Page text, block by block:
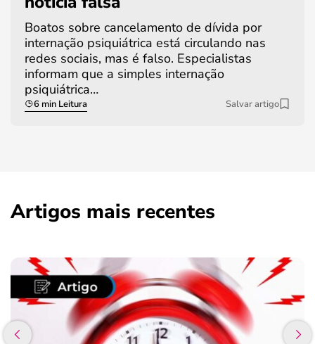
Boatos sobre cancelamento de dívida por
internação psiquiátrica está circulando nas
redes sociais, mas é falso. Especialistas
informam que a simples internação
psiquiátrica…
6 min Leitura Salvar artigo
Artigos mais recentes